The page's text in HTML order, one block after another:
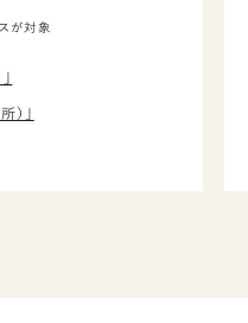
が対象
」